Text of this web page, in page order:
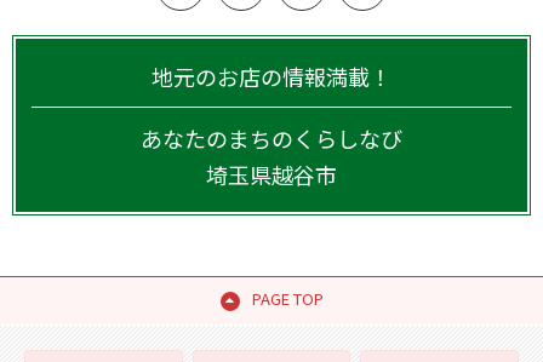
地元のお店の情報満載！
あなたのまちのくらしなび
埼玉県越谷市
PAGE TOP